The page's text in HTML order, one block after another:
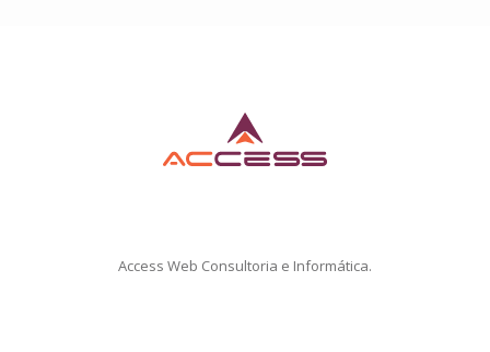
Access Web Consultoria e Informática.